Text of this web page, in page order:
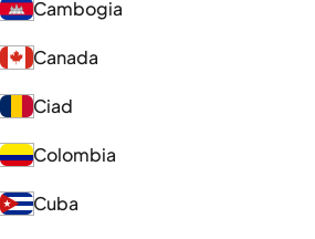
Cambogia
Canada
Ciad
Colombia
Cuba